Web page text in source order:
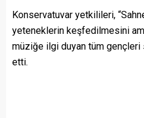
Konservatuvar yetkilileri,
yeteneklerin keşfedilmesini
müziğe ilgi duyan tüm gençleri
etti.